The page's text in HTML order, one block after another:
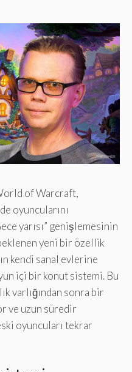
of Warcraft,
oyuncularını
yarısı” genişlemesinin
yeni bir özellik
kendi sanal evlerine
içi bir konut sistemi. Bu
varlığından sonra bir
ve uzun süredir
oyuncuları tekrar